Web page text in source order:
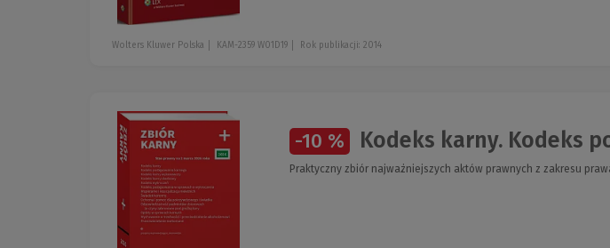
Wolters Kluwer Polska KAM-2359 W01D19 Rok publikacji: 2014
-10 % Kodeks karny. Kodeks
Praktyczny zbiór najważniejszych aktów prawnych z zakresu